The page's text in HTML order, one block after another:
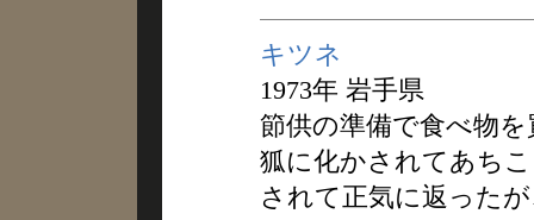
キツネ
1973年 岩手県
節供の準備で食べ物
狐に化かされてあち
されて正気に返った